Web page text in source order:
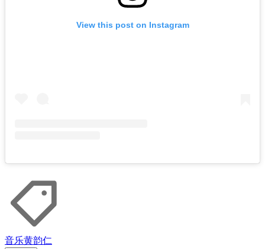
View this post on Instagram
音乐黄韵仁